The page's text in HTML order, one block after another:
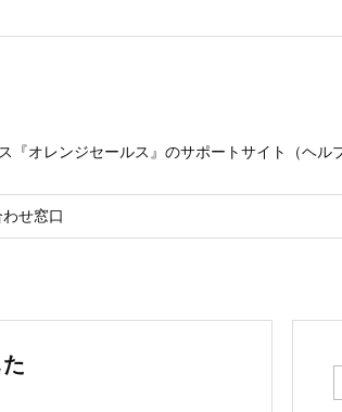
オレンジセールス』のサポートサイト（ヘル
せ窓口